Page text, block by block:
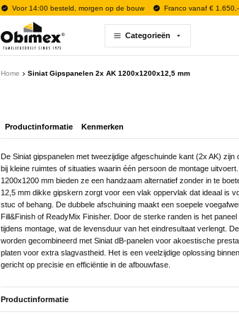
Voor 14:00 besteld, morgen op de bouw Franco vanaf € 1.650,-
Categorieën
Home Siniat Gipspanelen 2x AK 1200x1200x12,5 mm
Productinformatie Kenmerken
De Siniat gipspanelen met tweezijdige afgeschuinde kant (2x AK)
bij kleine ruimtes of situaties waarin één persoon de montage
1200x1200 mm bieden ze een handzaam alternatief zonder in te
12,5 mm dikke gipskern zorgt voor een vlak oppervlak dat ideaal is
stuc of behang. De dubbele afschuining maakt een soepele
Fill&Finish of ReadyMix Finisher. Door de sterke randen is het
tijdens montage, wat de levensduur van het eindresultaat verlengt.
worden gecombineerd met Siniat dB-panelen voor akoestische
platen voor extra slagvastheid. Het is een veelzijdige oplossing
gericht op precisie en efficiëntie in de afbouwfase.
Productinformatie